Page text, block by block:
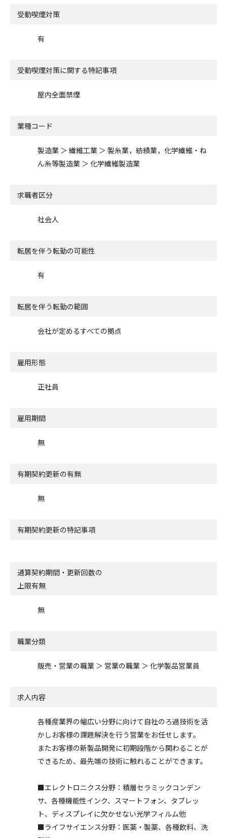
受動喫煙対策
有
受動喫煙対策に関する特記事項
屋内全面禁煙
業種コード
製造業 ＞ 繊維工業 ＞ 製糸業，紡績業，化学繊維・ね
ん糸等製造業 ＞ 化学繊維製造業
求職者区分
社会人
転居を伴う転勤の可能性
有
転居を伴う転勤の範囲
会社が定めるすべての拠点
雇用形態
正社員
雇用期間
無
有期契約更新の有無
無
有期契約更新の特記事項
通算契約期間・更新回数の
上限有無
無
職業分類
販売・営業の職業 ＞ 営業の職業 ＞ 化学製品営業員
求人内容
各種産業界の幅広い分野に向けて自社のろ過技術を活
かしお客様の課題解決を行う営業をお任せします。
またお客様の新製品開発に初期段階から関わることが
できるため、最先端の技術に触れることができます。
■エレクトロニクス分野：積層セラミックコンデン
サ、各種機能性インク、スマートフォン、タブレッ
ト、ディスプレイに欠かせない光学フィルム他
■ライフサイエンス分野：医薬・製薬、各種飲料、洗